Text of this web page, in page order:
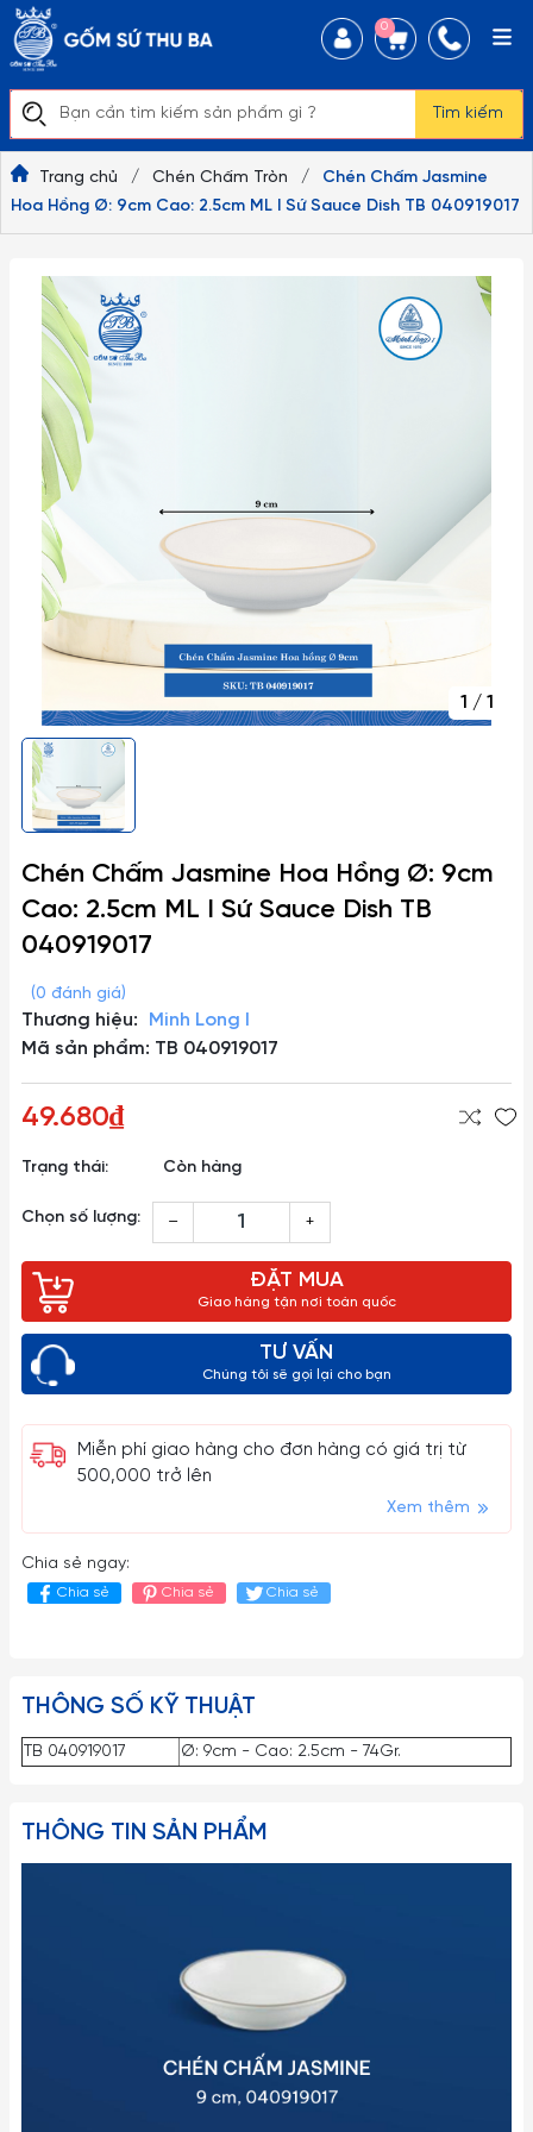
Tìm kiếm
0
Trang chủ / Chén Chấm Tròn /
Chén Chấm Jasmine
Hoa Hồng Ø: 9cm Cao: 2.5cm ML I Sứ Sauce Dish TB 040919017
1 / 1
Chén Chấm Jasmine Hoa Hồng Ø: 9cm
Cao: 2.5cm ML I Sứ Sauce Dish TB
040919017
(0 đánh giá)
Thương hiệu:
Minh Long I
Mã sản phẩm: TB 040919017
49.680₫
Trạng thái: Còn hàng
Chọn số lượng: – +
ĐẶT MUA
Giao hàng tận nơi toàn quốc
TƯ VẤN
Chúng tôi sẽ gọi lại cho bạn
Miễn phí giao hàng cho đơn hàng có giá trị từ
500,000 trở lên
Xem thêm
Chia sẻ ngay:
Chia sẻ Chia sẻ Chia sẻ
THÔNG SỐ KỸ THUẬT
TB 040919017 Ø: 9cm - Cao: 2.5cm - 74Gr.
THÔNG TIN SẢN PHẨM